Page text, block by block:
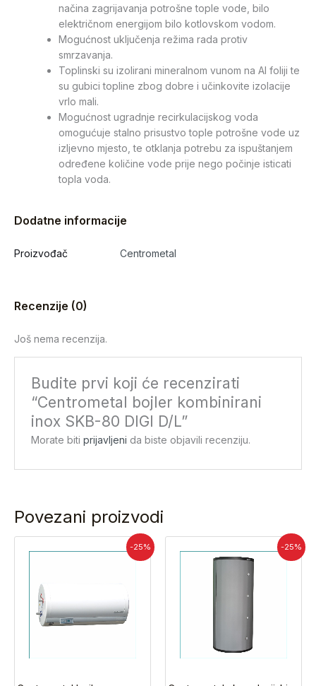
načina zagrijavanja potrošne tople vode, bilo
električnom energijom bilo kotlovskom vodom.
Mogućnost uključenja režima rada protiv
smrzavanja.
Toplinski su izolirani mineralnom vunom na Al foliji te
su gubici topline zbog dobre i učinkovite izolacije
vrlo mali.
Mogućnost ugradnje recirkulacijskog voda
omogućuje stalno prisustvo tople potrošne vode uz
izljevno mjesto, te otklanja potrebu za ispuštanjem
određene količine vode prije nego počinje isticati
topla voda.
Dodatne informacije
Proizvođač Centrometal
Recenzije (0)
Još nema recenzija.
Budite prvi koji će recenzirati
“Centrometal bojler kombinirani
inox SKB-80 DIGI D/L”
Morate bitiprijavljeni da biste objavili recenziju.
Povezani proizvodi
-25%
1.242,50 €.
Trenutna
cijena
-25%
cijena
bila
cijena